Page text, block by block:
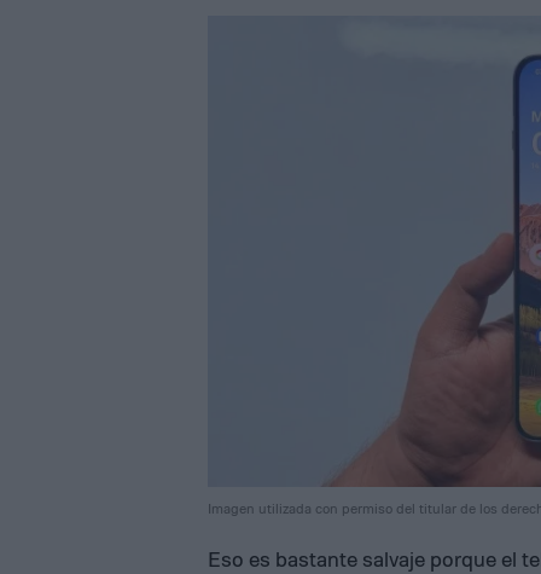
Imagen utilizada con permiso del titular de los
Eso es bastante salvaje porque el